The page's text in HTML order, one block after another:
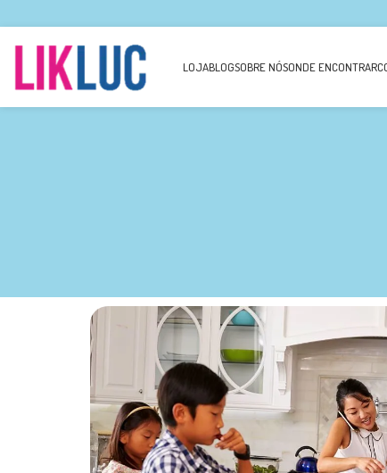
LOJABLOGSOBRE NÓSONDE ENCONTRAR